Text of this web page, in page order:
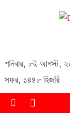
শনিবার, ৮ই আগস্ট,
সফর, ১৪৪৮ হিজরি